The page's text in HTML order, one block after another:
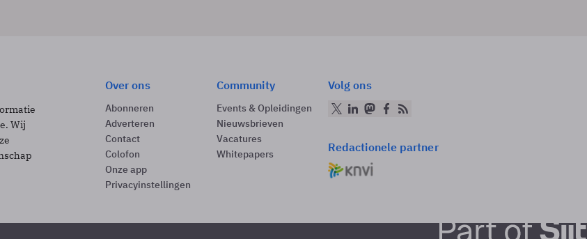
Wij
Over ons
Abonneren
Adverteren
Contact
Colofon
Onze app
Privacyinstellingen
Community
Events & Opleidingen
Nieuwsbrieven
Vacatures
Whitepapers
Volg ons
Redactionele partner